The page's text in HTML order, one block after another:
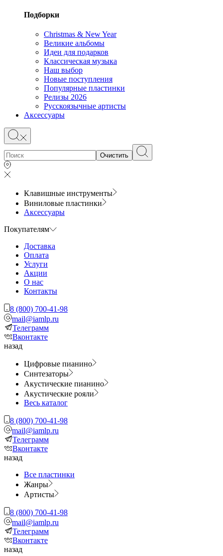
Подборки
Christmas & New Year
Великие альбомы
Идеи для подарков
Классическая музыка
Наш выбор
Новые поступления
Популярные пластинки
Релизы 2026
Русскоязычные артисты
Аксессуары
Очистить
Клавишные инструменты
Виниловые пластинки
Аксессуары
Покупателям
Доставка
Оплата
Услуги
Акции
О нас
Контакты
8 (800) 700-41-98
mail@iamlp.ru
Телеграмм
Вконтакте
назад
Цифровые пианино
Синтезаторы
Акустические пианино
Акустические рояли
Весь каталог
8 (800) 700-41-98
mail@iamlp.ru
Телеграмм
Вконтакте
назад
Все пластинки
Жанры
Артисты
8 (800) 700-41-98
mail@iamlp.ru
Телеграмм
Вконтакте
назад